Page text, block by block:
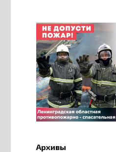
Архивы